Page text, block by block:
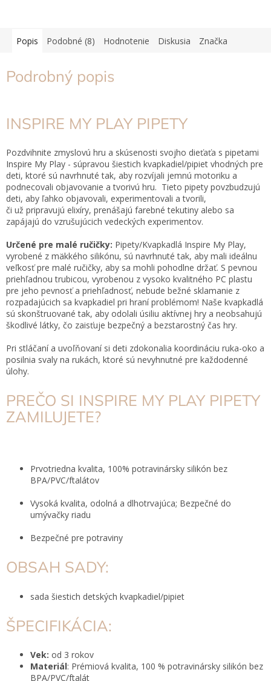
Popis Podobné (8) Hodnotenie Diskusia Značka
Podrobný popis
INSPIRE MY PLAY PIPETY
Pozdvihnite zmyslovú hru a skúsenosti svojho dieťaťa s pipetami
Inspire My Play - súpravou šiestich kvapkadiel/pipiet vhodných pre
deti, ktoré sú navrhnuté tak, aby rozvíjali jemnú motoriku a
podnecovali objavovanie a tvorivú hru. Tieto pipety povzbudzujú
deti, aby ľahko objavovali, experimentovali a tvorili,
či už pripravujú elixíry, prenášajú farebné tekutiny alebo sa
zapájajú do vzrušujúcich vedeckých experimentov.
Určené pre malé ručičky: Pipety/Kvapkadlá Inspire My Play,
vyrobené z mäkkého silikónu, sú navrhnuté tak, aby mali ideálnu
veľkosť pre malé ručičky, aby sa mohli pohodlne držať. S pevnou
priehľadnou trubicou, vyrobenou z vysoko kvalitného PC plastu
pre jeho pevnosť a priehľadnosť, nebude bežné sklamanie z
rozpadajúcich sa kvapkadiel pri hraní problémom! Naše kvapkadlá
sú skonštruované tak, aby odolali úsiliu aktívnej hry a neobsahujú
škodlivé látky, čo zaisťuje bezpečný a bezstarostný čas hry.
Pri stláčaní a uvoľňovaní si deti zdokonalia koordináciu ruka-oko a
posilnia svaly na rukách, ktoré sú nevyhnutné pre každodenné
úlohy.
PREČO SI INSPIRE MY PLAY PIPETY
ZAMILUJETE?
Prvotriedna kvalita, 100% potravinársky silikón bez
BPA/PVC/ftalátov
Vysoká kvalita, odolná a dlhotrvajúca; Bezpečné do
umývačky riadu
Bezpečné pre potraviny
OBSAH SADY:
sada šiestich detských kvapkadiel/pipiet
ŠPECIFIKÁCIA:
Vek: od 3 rokov
Materiál: Prémiová kvalita, 100 % potravinársky silikón bez
BPA/PVC/ftalát